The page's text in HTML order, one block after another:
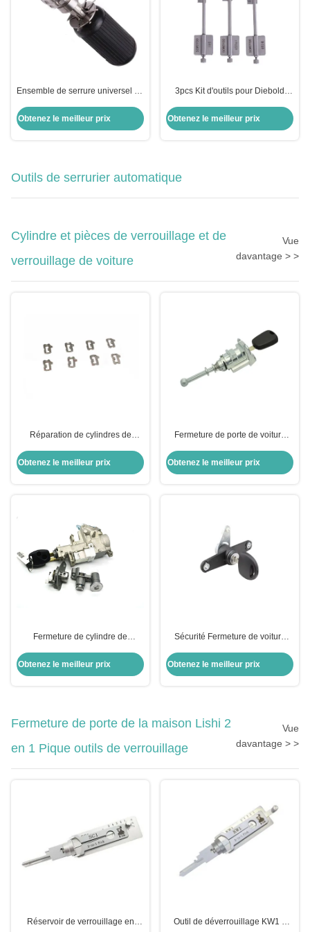
Ensemble de serrure universel en
serrure à prune à 8 broches
Obtenez le meilleur prix
3pcs Kit d'outils pour Diebold
professionnel fournitures outil de
sélection de serrure matériel
Obtenez le meilleur prix
Outils de serrurier automatique
Cylindre et pièces de verrouillage et de
verrouillage de voiture
Vue
davantage > >
Réparation de cylindres de
Obtenez le meilleur prix
Fermeture de porte de voiture
cylindre de porte de voiture
Obtenez le meilleur prix
Fermeture de cylindre de
d'allumage Honda Civic
Fermeture pour voiture Honda
Obtenez le meilleur prix
Sécurité Fermeture de voiture
arrière cylindrique Pour le
Obtenez le meilleur prix
Fermeture de porte de la maison Lishi 2
en 1 Pique outils de verrouillage
Vue
davantage > >
Réservoir de verrouillage en
Outil de déverrouillage KW1 5